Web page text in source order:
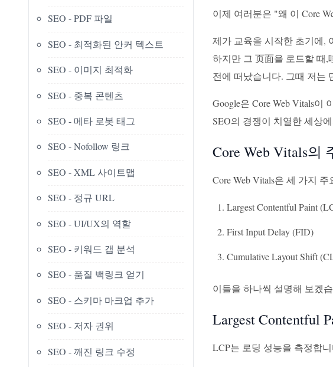
SEO - PDF 파일
SEO - 최적화된 안커 텍스트
SEO - 이미지 최적화
SEO - 중복 콘텐츠
SEO - 메타 로봇 태그
SEO - Nofollow 링크
SEO - XML 사이트맵
SEO - 정규 URL
SEO - UI/UX의 역할
SEO - 키워드 갭 분석
SEO - 품질 백링크 얻기
SEO - 스키마 마크업 추가
SEO - 저자 권위
SEO - 깨진 링크 수정
이제 여러분은 "왜 이 Core
제가 교육을 시작한 초기에,
하지만 그 页面을 로드할 때,
전에 떠났습니다. 그때 저는
Google은 Core Web Vitals
SEO의 경쟁이 치열한 세상
Core Web Vitals의
Core Web Vitals은 세 가지
Largest Contentful Paint
First Input Delay (FID)
Cumulative Layout Shift
이들을 하나씩 설명해 보겠
Largest Contentful
LCP는 로딩 성능을 측정합